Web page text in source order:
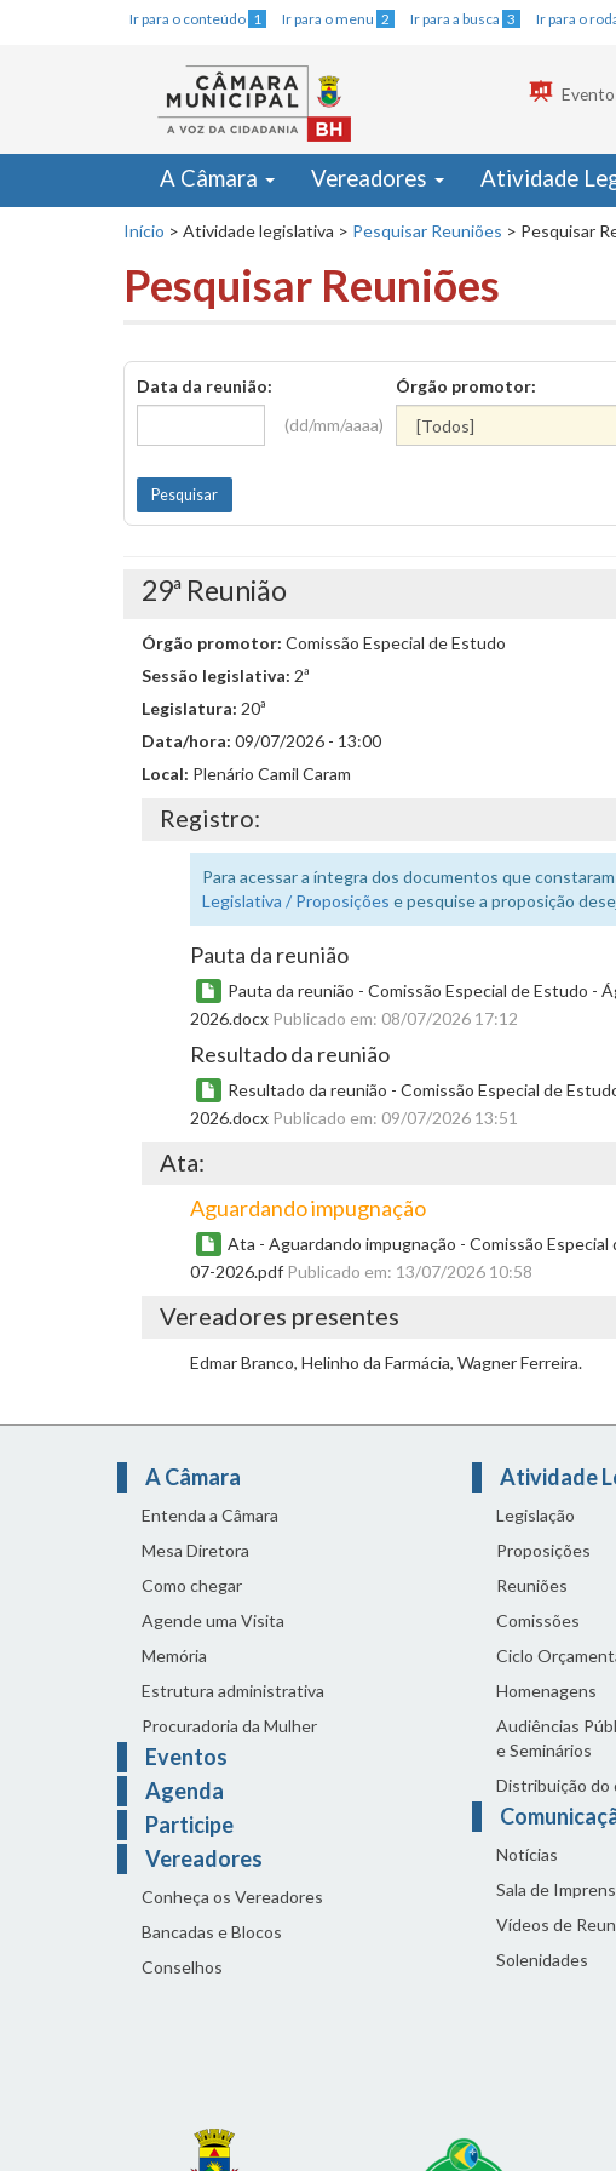
Ir para o conteúdo 1 Ir para o menu 2 Ir para a busca 3 Ir para o
A Câmara Vereadores Atividade
Início > Atividade legislativa > Pesquisar Reuniões > Pesquisar
Pesquisar Reuniões
Data da reunião:
(dd/mm/aaaa)
Órgão promotor:
29ª Reunião
Órgão promotor: Comissão Especial de Estudo
Sessão legislativa: 2ª
Legislatura: 20ª
Data/hora: 09/07/2026 - 13:00
Local: Plenário Camil Caram
Registro:
Para acessar a íntegra dos documentos que
Legislativa / Proposições e pesquise a proposição
Pauta da reunião
Pauta da reunião - Comissão Especial de Estudo -
2026.docx Publicado em: 08/07/2026 17:12
Resultado da reunião
Resultado da reunião - Comissão Especial de
2026.docx Publicado em: 09/07/2026 13:51
Ata:
Aguardando impugnação
Ata - Aguardando impugnação - Comissão
07-2026.pdf Publicado em: 13/07/2026 10:58
Vereadores presentes
Edmar Branco, Helinho da Farmácia, Wagner Ferreira.
A Câmara
Entenda a Câmara
Mesa Diretora
Como chegar
Agende uma Visita
Memória
Estrutura administrativa
Procuradoria da Mulher
Eventos
Agenda
Participe
Vereadores
Conheça os Vereadores
Bancadas e Blocos
Conselhos
Atividade
Legislação
Proposições
Reuniões
Comissões
Ciclo
Homenagens
Audiências
e Seminários
Distribuição do
Notícias
Sala de
Vídeos de
Solenidades